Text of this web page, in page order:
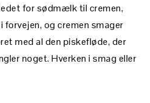
for sødmælk til cremen,
forvejen, og cremen smager
med al den piskefløde, der
noget. Hverken i smag eller